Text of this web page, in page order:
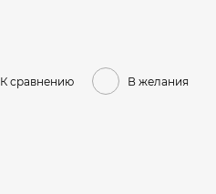
К сравнению В желания